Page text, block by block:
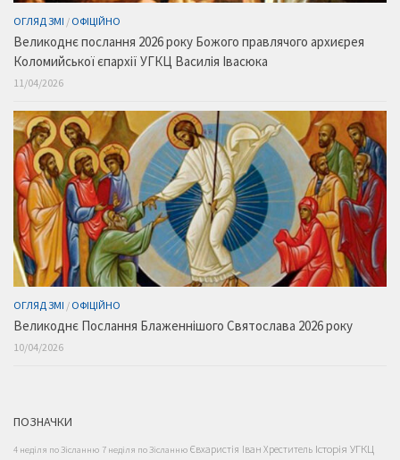
ОГЛЯД ЗМІ / ОФІЦІЙНО
Великоднє послання 2026 року Божого правлячого архиєрея
Коломийської єпархії УГКЦ Василія Івасюка
11/04/2026
ОГЛЯД ЗМІ / ОФІЦІЙНО
Великоднє Послання Блаженнішого Святослава 2026 року
10/04/2026
ПОЗНАЧКИ
4 неділя по Зісланню 7 неділя по Зісланню Євхаристія Іван Хреститель Історія УГКЦ